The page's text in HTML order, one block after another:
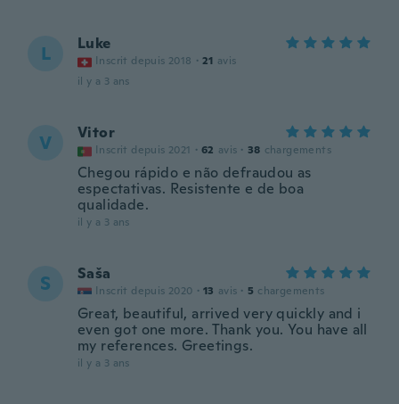
L Luke
Inscrit depuis 2018 · 21 avis
il y a 3 ans
V Vitor
Inscrit depuis 2021 · 62 avis · 38 chargements
Chegou rápido e não defraudou as
espectativas. Resistente e de boa
qualidade.
il y a 3 ans
S Saša
Inscrit depuis 2020 · 13 avis · 5 chargements
Great, beautiful, arrived very quickly and i
even got one more. Thank you. You have all
my references. Greetings.
il y a 3 ans